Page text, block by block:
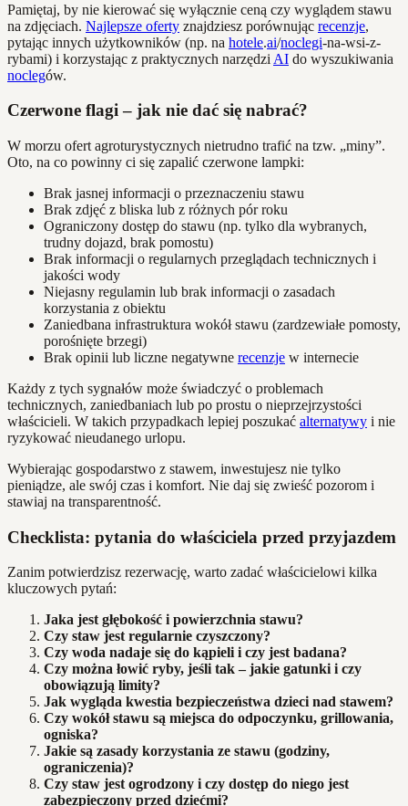
Pamiętaj, by nie kierować się wyłącznie ceną czy wyglądem stawu
na zdjęciach. Najlepsze oferty znajdziesz porównując recenzje,
pytając innych użytkowników (np. na hotele.ai/noclegi-na-wsi-z-
rybami) i korzystając z praktycznych narzędzi AI do wyszukiwania
noclegów.
Czerwone flagi – jak nie dać się nabrać?
W morzu ofert agroturystycznych nietrudno trafić na tzw. „miny”.
Oto, na co powinny ci się zapalić czerwone lampki:
Brak jasnej informacji o przeznaczeniu stawu
Brak zdjęć z bliska lub z różnych pór roku
Ograniczony dostęp do stawu (np. tylko dla wybranych,
trudny dojazd, brak pomostu)
Brak informacji o regularnych przeglądach technicznych i
jakości wody
Niejasny regulamin lub brak informacji o zasadach
korzystania z obiektu
Zaniedbana infrastruktura wokół stawu (zardzewiałe pomosty,
porośnięte brzegi)
Brak opinii lub liczne negatywne recenzje w internecie
Każdy z tych sygnałów może świadczyć o problemach
technicznych, zaniedbaniach lub po prostu o nieprzejrzystości
właścicieli. W takich przypadkach lepiej poszukać alternatywy i nie
ryzykować nieudanego urlopu.
Wybierając gospodarstwo z stawem, inwestujesz nie tylko
pieniądze, ale swój czas i komfort. Nie daj się zwieść pozorom i
stawiaj na transparentność.
Checklista: pytania do właściciela przed przyjazdem
Zanim potwierdzisz rezerwację, warto zadać właścicielowi kilka
kluczowych pytań:
Jaka jest głębokość i powierzchnia stawu?
Czy staw jest regularnie czyszczony?
Czy woda nadaje się do kąpieli i czy jest badana?
Czy można łowić ryby, jeśli tak – jakie gatunki i czy
obowiązują limity?
Jak wygląda kwestia bezpieczeństwa dzieci nad stawem?
Czy wokół stawu są miejsca do odpoczynku, grillowania,
ogniska?
Jakie są zasady korzystania ze stawu (godziny,
ograniczenia)?
Czy staw jest ogrodzony i czy dostęp do niego jest
zabezpieczony przed dziećmi?